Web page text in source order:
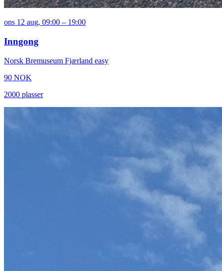
ons 12 aug, 09:00 – 19:00
Inngong
Norsk Bremuseum Fjærland easy
90 NOK
2000 plasser